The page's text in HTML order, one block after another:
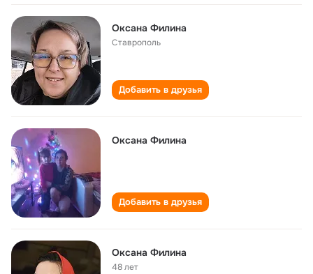
Оксана Филина
Ставрополь
Добавить в друзья
Оксана Филина
Добавить в друзья
Оксана Филина
48 лет